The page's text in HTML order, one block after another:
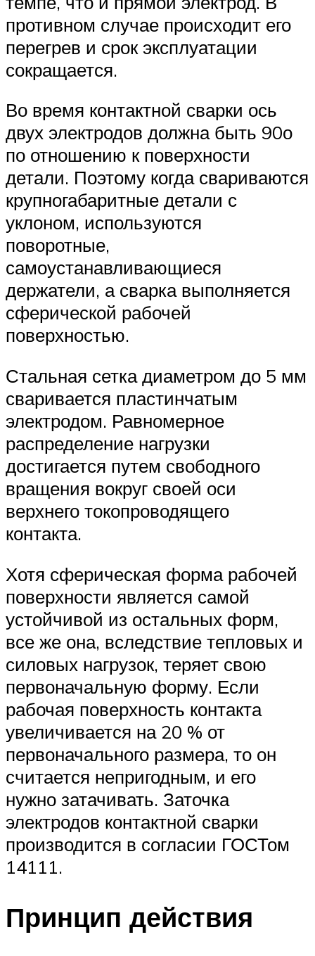
противном случае происходит его
перегрев и срок эксплуатации
сокращается.
Во время контактной сварки ось
двух электродов должна быть 90о
по отношению к поверхности
детали. Поэтому когда свариваются
крупногабаритные детали с
уклоном, используются
поворотные,
самоустанавливающиеся
держатели, а сварка выполняется
сферической рабочей
поверхностью.
Стальная сетка диаметром до 5 мм
сваривается пластинчатым
электродом. Равномерное
распределение нагрузки
достигается путем свободного
вращения вокруг своей оси
верхнего токопроводящего
контакта.
Хотя сферическая форма рабочей
поверхности является самой
устойчивой из остальных форм,
все же она, вследствие тепловых и
силовых нагрузок, теряет свою
первоначальную форму. Если
рабочая поверхность контакта
увеличивается на 20 % от
первоначального размера, то он
считается непригодным, и его
нужно затачивать. Заточка
электродов контактной сварки
производится в согласии ГОСТом
14111.
Принцип действия